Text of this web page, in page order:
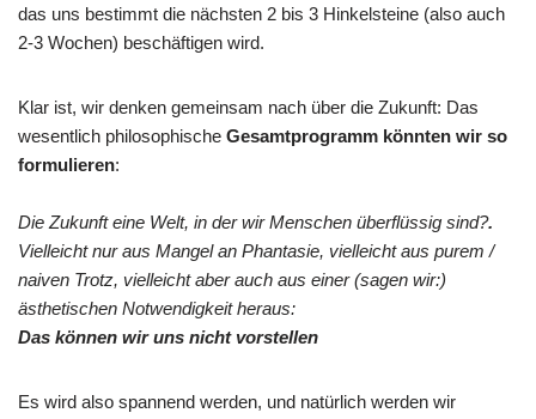
das uns bestimmt die nächsten 2 bis 3 Hinkelsteine (also auch
2-3 Wochen) beschäftigen wird.
Klar ist, wir denken gemeinsam nach über die Zukunft: Das
wesentlich philosophische Gesamtprogramm könnten wir so
formulieren:
Die Zukunft eine Welt, in der wir Menschen überflüssig sind?.
Vielleicht nur aus Mangel an Phantasie, vielleicht aus purem /
naiven Trotz, vielleicht aber auch aus einer (sagen wir:)
ästhetischen Notwendigkeit heraus:
Das können wir uns nicht vorstellen
Es wird also spannend werden, und natürlich werden wir